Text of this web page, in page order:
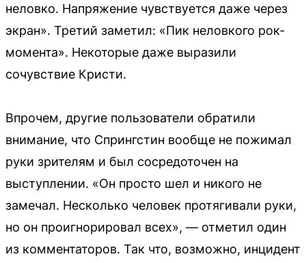
неловко. Напряжение чувствуется даже через
экран». Третий заметил: «Пик неловкого рок-
момента». Некоторые даже выразили
сочувствие Кристи.
Впрочем, другие пользователи обратили
внимание, что Спрингстин вообще не пожимал
руки зрителям и был сосредоточен на
выступлении. «Он просто шел и никого не
замечал. Несколько человек протягивали руки,
но он проигнорировал всех», — отметил один
из комментаторов. Так что, возможно, инцидент